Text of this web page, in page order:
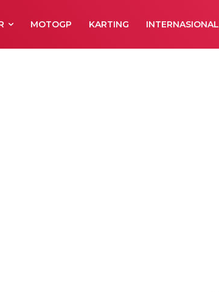
MOTOGP KARTING INTERNASIONAL